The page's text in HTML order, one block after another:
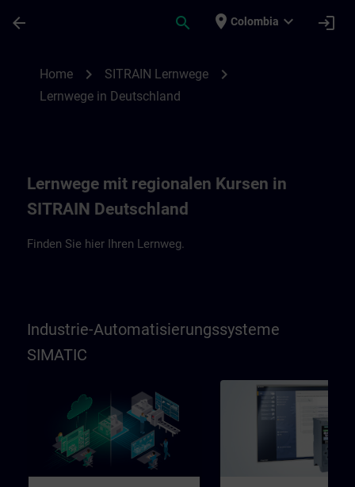
arrow_back search place Colombia expand_more login
Home chevron_right SITRAIN Lernwege chevron_right
Lernwege in Deutschland
Lernwege mit regionalen Kursen in
SITRAIN Deutschland
Finden Sie hier Ihren Lernweg.
Industrie-Automatisierungssysteme
SIMATIC